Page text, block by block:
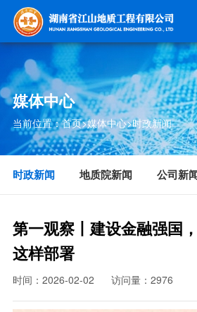
媒体中心
当前位置：首页>媒体中心>时政新闻
时政新闻 地质院新闻 公司新
第一观察丨建设金融强国
这样部署
时间：2026-02-02 访问量：2976